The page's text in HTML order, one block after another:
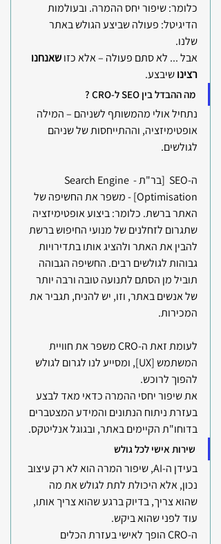
כלומר: שיפור יחס ההמרה. ובעולמות
הדיגיטל: פעולה שביצע הגולש באתר
שלנו.
אבל ... לא סתם פעולה – אלא כזו שאנחנו
רצינו שיבצע.
מה ההבדל בין SEO ל-CRO ?
נתחיל אולי מהמשותף לשניהם – המילה
אופטימיזציה, וההתייחסות של שניהם
לגולשים.
ה-SEO  [בר"ת - Search Engine
Optimisation] - משפר את החשיפה של
האתר ברשת. כלומר: ביצוע אופטימיזציה
שתגרום לזחלנים של מנועי החיפוש ברשת
להבין את האתר ולהציג אותו בתדירויות
גבוהות לגולשים רבים. החשיפה הגבוהה
תוביל מן הסתם לתנועה טובה ורבה יותר
של אנשים באתר, וזו, יש להניח, תגביר את
המכירות.
לעומת זאת ה-CRO משפר את חוויית
המשתמש [UX], ומסייע לנו לגרום לגולש
להפוך לרוכש.
את שיפור יחסי ההמרה כדאי מאד לבצע
בעזרת ניתוח הנתונים והמידע המצטברים
בדוחו"ת הקיימים באתר, ובגוגל אנליטקס.
שירות אישי לכל גולש
בעידן ה-AI, שיפור המרה הוא לא רק עיצוב
נכון, אלא היכולת לתת לגולש את מה
שהוא צריך, בדיוק ברגע שהוא צריך אותו,
עוד לפני שהוא ביקש.
ה-CRO הופך לאישי בעזרת הכלים